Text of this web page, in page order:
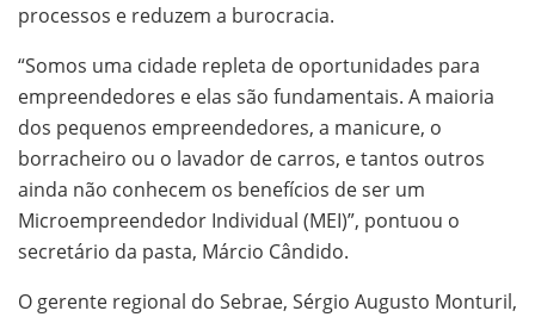
processos e reduzem a burocracia.
“Somos uma cidade repleta de oportunidades para
empreendedores e elas são fundamentais. A maioria
dos pequenos empreendedores, a manicure, o
borracheiro ou o lavador de carros, e tantos outros
ainda não conhecem os benefícios de ser um
Microempreendedor Individual (MEI)”, pontuou o
secretário da pasta, Márcio Cândido.
O gerente regional do Sebrae, Sérgio Augusto Monturil,